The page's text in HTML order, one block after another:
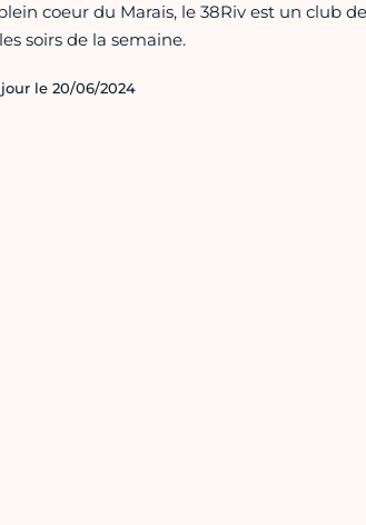
coeur du Marais, le 38Riv est un club
soirs de la semaine.
le 20/06/2024